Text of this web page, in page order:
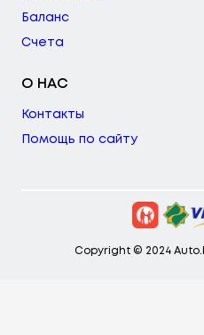
Баланс
Счета
О НАС
Контакты
Помощь по сайту
Copyright © 2024